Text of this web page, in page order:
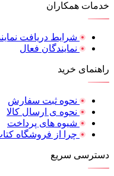
خدمات همکاران
شرایط دریافت
نمایندگان فعال
راهنمای خرید
نحوه ثبت سفارش
نحوه ی ارسال کالا
شیوه های پرداخت
چرا از فروشگاه
دسترسی سریع